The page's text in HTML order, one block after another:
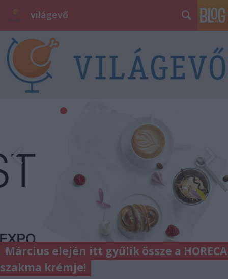
világevő
Március elején itt gyűlik össze a HORECA
szakma krémje!